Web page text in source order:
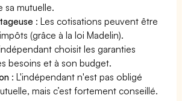
sa mutuelle.
: Les cotisations peuvent être
(grâce à la loi Madelin).
choisit les garanties
besoins et à son budget.
: L'indépendant n'est pas obligé
mais c’est fortement conseillé.